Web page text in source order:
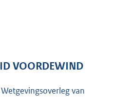
K
VOORDEWIND
van